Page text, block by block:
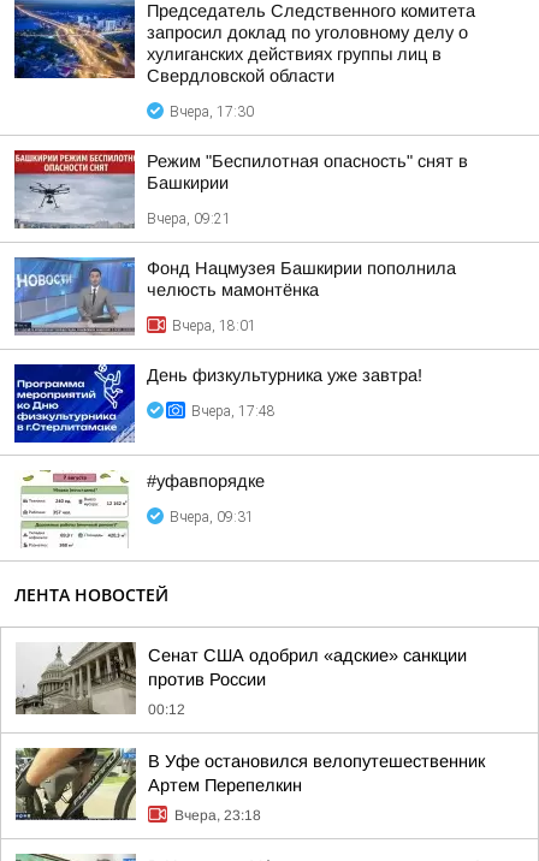
Председатель Следственного комитета
запросил доклад по уголовному делу о
хулиганских действиях группы лиц в
Свердловской области
Вчера, 17:30
Режим "Беспилотная опасность" снят в
Башкирии
Вчера, 09:21
Фонд Нацмузея Башкирии пополнила
челюсть мамонтёнка
Вчера, 18:01
День физкультурника уже завтра!
Вчера, 17:48
#уфавпорядке
Вчера, 09:31
ЛЕНТА НОВОСТЕЙ
Сенат США одобрил «адские» санкции
против России
00:12
В Уфе остановился велопутешественник
Артем Перепелкин
Вчера, 23:18